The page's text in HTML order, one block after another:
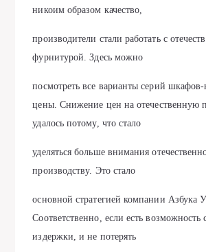
никоим образом качество,
производители стали работать с
фурнитурой. Здесь можно
посмотреть все варианты серий
цены. Снижение цен на отечественную
удалось потому, что стало
уделяться больше внимания
производству. Это стало
основной стратегией компании Азбука
Соответственно, если есть возможность
издержки, и не потерять